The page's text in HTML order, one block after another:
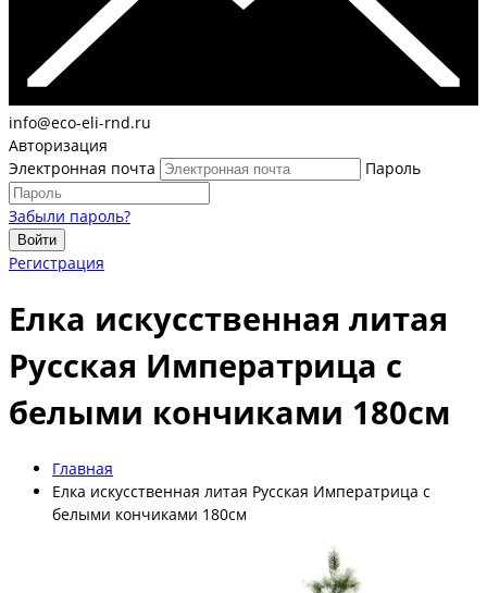
info@eco-eli-rnd.ru
Авторизация
Электронная почта
Пароль
Забыли пароль?
Войти
Регистрация
Елка искусственная литая
Русская Императрица с
белыми кончиками 180см
Главная
Елка искусственная литая Русская Императрица с
белыми кончиками 180см